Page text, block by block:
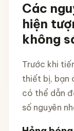
Các
hiện
không
Trước khi
thiết bị, bạn
có thể dẫn
số nguyên